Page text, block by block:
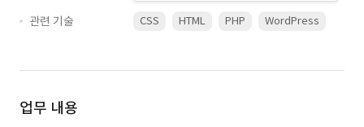
관련 기술
CSS HTML PHP WordPress
업무 내용